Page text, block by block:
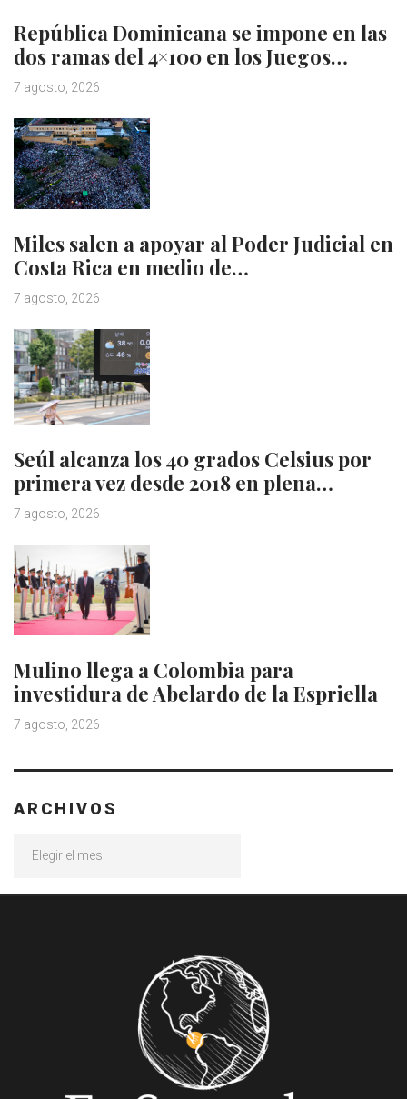
República Dominicana se impone en las
dos ramas del 4×100 en los Juegos…
7 agosto, 2026
Miles salen a apoyar al Poder Judicial en
Costa Rica en medio de…
7 agosto, 2026
Seúl alcanza los 40 grados Celsius por
primera vez desde 2018 en plena…
7 agosto, 2026
Mulino llega a Colombia para
investidura de Abelardo de la Espriella
7 agosto, 2026
ARCHIVOS